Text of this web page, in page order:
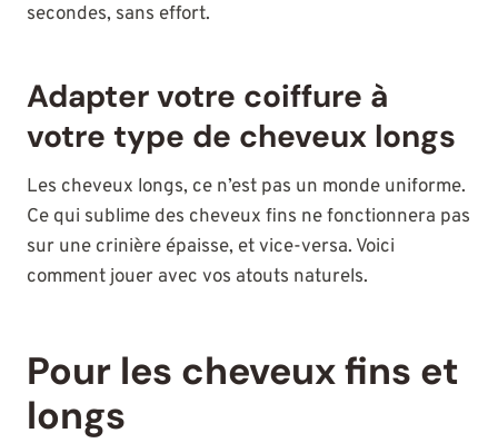
secondes, sans effort.
Adapter votre coiffure à
votre type de cheveux longs
Les cheveux longs, ce n’est pas un monde uniforme.
Ce qui sublime des cheveux fins ne fonctionnera pas
sur une crinière épaisse, et vice-versa. Voici
comment jouer avec vos atouts naturels.
Pour les cheveux fins et
longs